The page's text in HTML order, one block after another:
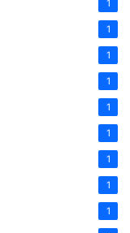
1
1
1
1
1
1
1
1
1